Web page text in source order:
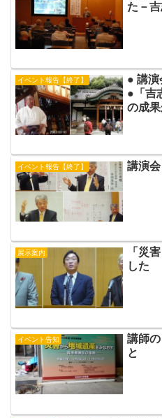
た－
イベント報告【終了】
● 講演
●「吉
の成果
イベント報告【終了】 講演会
展示案内
「災
した
イベント告知
講師
と